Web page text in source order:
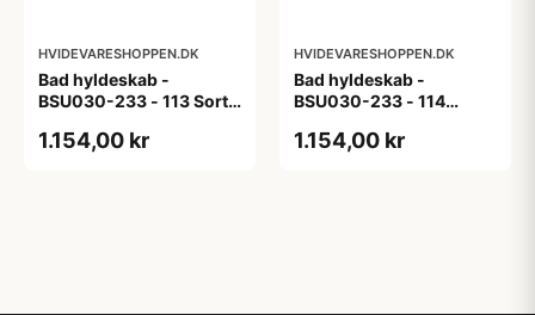
HVIDEVARESHOPPEN.DK
Bad hyldeskab -
BSU030-233 - 113 Sort
1.154,00 kr
HVIDEVARESHOPPEN.DK
Bad hyldeskab -
BSU030-233 - 114
m/eg ABS-kant
1.154,00 kr